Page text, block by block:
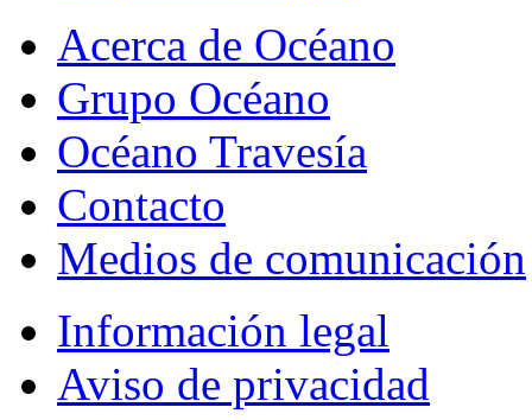
Acerca de Océano
Grupo Océano
Océano Travesía
Contacto
Medios de comunicación
Información legal
Aviso de privacidad